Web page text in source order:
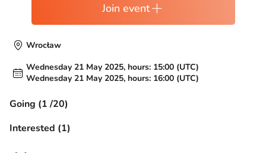
Join event
Wrocław
Wednesday 21 May 2025, hours: 15:00 (UTC)
Wednesday 21 May 2025, hours: 16:00 (UTC)
Going (1 /20)
Interested (1)